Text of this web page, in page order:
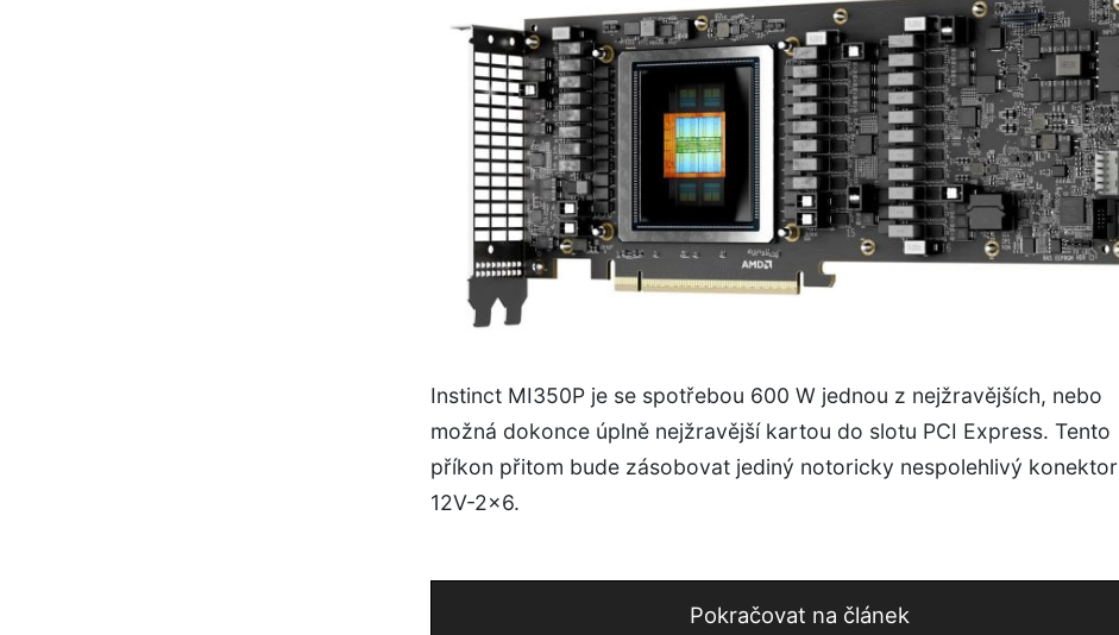
Instinct MI350P je se spotřebou 600 W jednou z nejžravějších, nebo
možná dokonce úplně nejžravější kartou do slotu PCI Express. Tento
příkon přitom bude zásobovat jediný notoricky nespolehlivý konektor
12V-2×6.
Pokračovat na článek